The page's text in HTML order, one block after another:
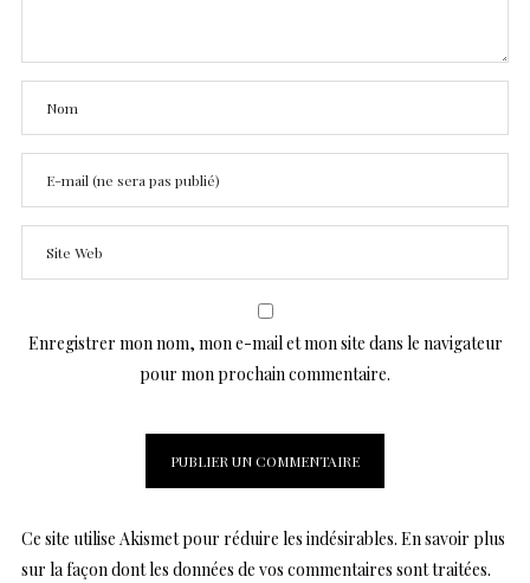
Enregistrer mon nom, mon e-mail et mon site dans le navigateur
pour mon prochain commentaire.
Ce site utilise Akismet pour réduire les indésirables. En savoir plus
sur la façon dont les données de vos commentaires sont traitées.